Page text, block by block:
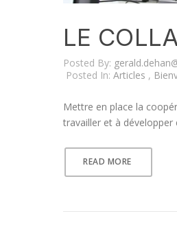
LE
Posted By:
Posted In: Articles ,
Mettre en place la
travailler et à
READ MORE